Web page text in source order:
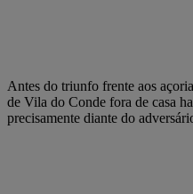
Antes do triunfo frente aos
de Vila do Conde fora de casa
precisamente diante do